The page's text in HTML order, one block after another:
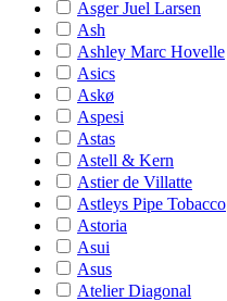
Asger Juel Larsen
Ash
Ashley Marc Hovelle
Asics
Askø
Aspesi
Astas
Astell & Kern
Astier de Villatte
Astleys Pipe Tobacco
Astoria
Asui
Asus
Atelier Diagonal